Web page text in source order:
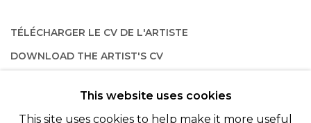
TÉLÉCHARGER LE CV DE L'ARTISTE
(PDF, OPENS IN A NEW TAB.)
DOWNLOAD THE ARTIST'S CV
This website uses cookies
This site uses cookies to help make it more useful